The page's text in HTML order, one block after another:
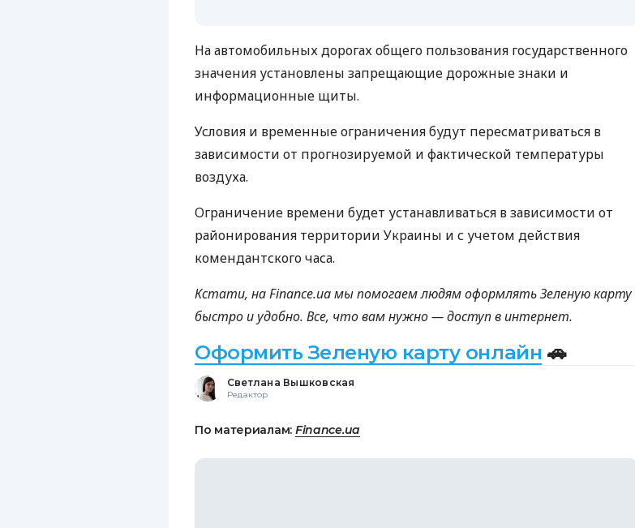
На автомобильных дорогах общего пользования государственного
значения установлены запрещающие дорожные знаки и
информационные щиты.
Условия и временные ограничения будут пересматриваться в
зависимости от прогнозируемой и фактической температуры
воздуха.
Ограничение времени будет устанавливаться в зависимости от
районирования территории Украины и с учетом действия
комендантского часа.
Кстати, на Finance.ua мы помогаем людям оформлять Зеленую карту
быстро и удобно. Все, что вам нужно — доступ в интернет.
Оформить Зеленую карту онлайн 🚗
Светлана Вышковская
Редактор
По материалам: Finance.ua